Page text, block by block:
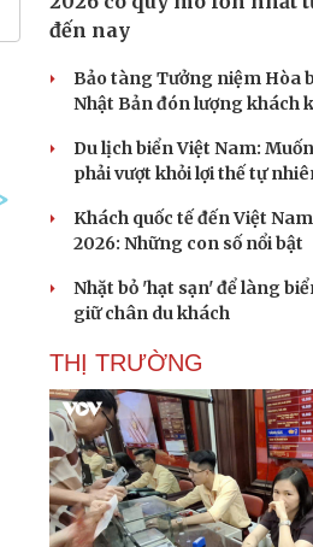
đến nay
Bảo tàng Tưởng niệm Hòa
Nhật Bản đón lượng khách
Du lịch biển Việt Nam:
phải vượt khỏi lợi thế tự
Khách quốc tế đến Việt
2026: Những con số nổi bật
Nhặt bỏ 'hạt sạn' để làng
giữ chân du khách
THỊ TRƯỜNG